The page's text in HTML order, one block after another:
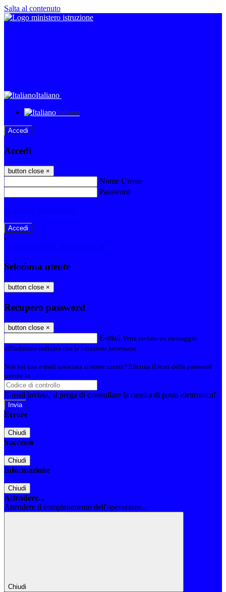
Salta al contenuto
Italiano
Italiano
Accedi
Accedi
button close ×
Nome Utente
Password
-
Seleziona utente
button close ×
Recupero password
button close ×
E-mail Verrà inviato un messaggio
all'indirizzo indicato con le istruzioni necessarie.
Non hai una e-mail associata al nome utente? Effettua il reset della password
tramite la
E-mail inviata, si prega di controllare la casella di posta elettronica!
Errore
Chiudi
Successo
Chiudi
Informazione
Chiudi
Attendere...
Attendere il completamento dell'operazione...
Chiudi